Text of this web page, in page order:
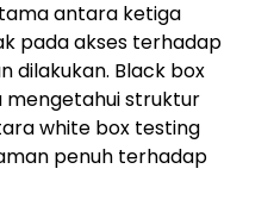
antara ketiga
pada akses terhadap
dilakukan. Black box
mengetahui struktur
white box testing
penuh terhadap